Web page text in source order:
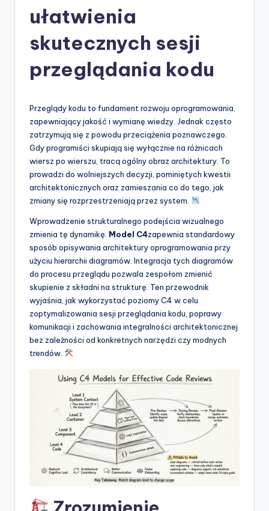
A
si
&
S
o
w
ułatwienia
skutecznych sesji
przeglądania kodu
Przeglądy kodu to fundament rozwoju oprogramowania,
zapewniający jakość i wymianę wiedzy. Jednak często
zatrzymują się z powodu przeciążenia poznawczego.
Gdy programiści skupiają się wyłącznie na różnicach
wiersz po wierszu, tracą ogólny obraz architektury. To
prowadzi do wolniejszych decyzji, pominiętych kwestii
architektonicznych oraz zamieszania co do tego, jak
zmiany się rozprzestrzeniają przez system.
Wprowadzenie strukturalnego podejścia wizualnego
zmienia tę dynamikę. Model C4zapewnia standardowy
sposób opisywania architektury oprogramowania przy
użyciu hierarchii diagramów. Integracja tych diagramów
do procesu przeglądu pozwala zespołom zmienić
skupienie z składni na strukturę. Ten przewodnik
wyjaśnia, jak wykorzystać poziomy C4 w celu
zoptymalizowania sesji przeglądania kodu, poprawy
komunikacji i zachowania integralności architektonicznej
bez zależności od konkretnych narzędzi czy modnych
trendów.